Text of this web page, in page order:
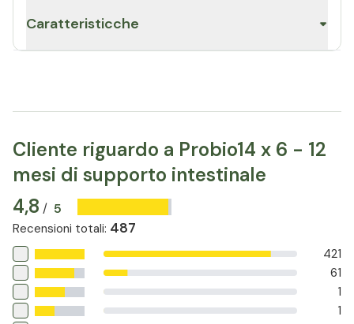
Caratteristicche
Cliente riguardo a Probio14 x 6 - 12
mesi di supporto intestinale
4,8 / 5
Recensioni totali: 487
421
61
1
1